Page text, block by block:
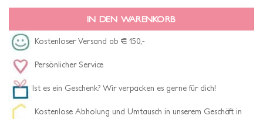
IN DEN WARENKORB
Kostenloser Versand ab € 150,-
Persönlicher Service
Ist es ein Geschenk? Wir verpacken es gerne für dich!
Kostenlose Abholung und Umtausch in unserem Geschäft in